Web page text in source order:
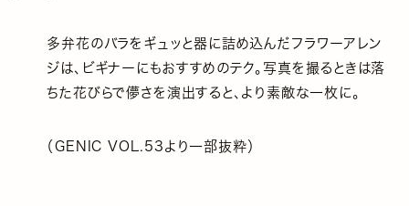
多弁花のバラをギュッと器に詰め込んだフラワーアレン
ジは、ビギナーにもおすすめのテク。写真を撮るときは落
ちた花びらで儚さを演出すると、より素敵な一枚に。
（GENIC VOL.53より一部抜粋）